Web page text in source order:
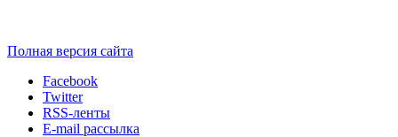
Полная версия сайта
Facebook
Twitter
RSS-ленты
E-mail рассылка